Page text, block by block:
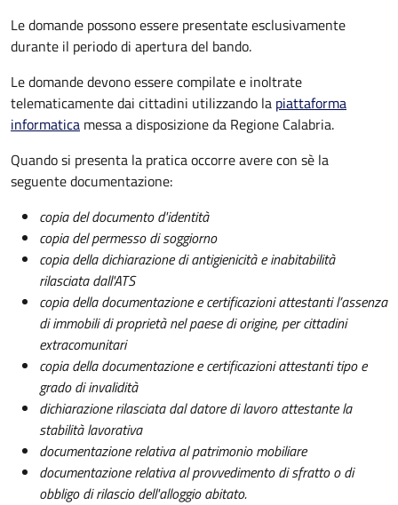
Le domande possono essere presentate esclusivamente
durante il periodo di apertura del bando.
Le domande devono essere compilate e inoltrate
telematicamente dai cittadini utilizzando la piattaforma
informatica messa a disposizione da Regione Calabria.
Quando si presenta la pratica occorre avere con sè la
seguente documentazione:
copia del documento d'identità
copia del permesso di soggiorno
copia della dichiarazione di antigienicità e inabitabilità
rilasciata dall'ATS
copia della documentazione e certificazioni attestanti l’assenza
di immobili di proprietà nel paese di origine, per cittadini
extracomunitari
copia della documentazione e certificazioni attestanti tipo e
grado di invalidità
dichiarazione rilasciata dal datore di lavoro attestante la
stabilità lavorativa
documentazione relativa al patrimonio mobiliare
documentazione relativa al provvedimento di sfratto o di
obbligo di rilascio dell'alloggio abitato.